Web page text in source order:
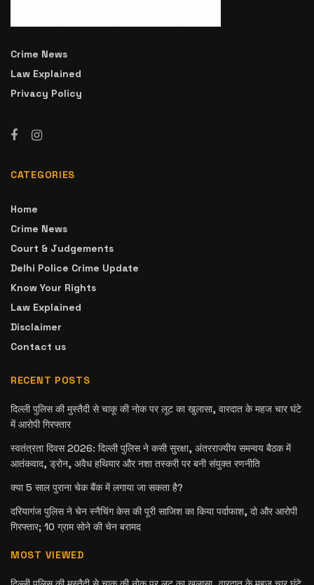
Crime News
Law Explained
Privacy Policy
CATEGORIES
Home
Crime News
Court & Judgements
Delhi Police Crime Update
Know Your Rights
Law Explained
Disclaimer
Contact us
RECENT POSTS
दिल्ली पुलिस की मुस्तैदी से चाकू की नोक पर लूट का खुलासा, वारदात के महज चार घंटे
में आरोपी गिरफ्तार
स्वतंत्रता दिवस 2026: दिल्ली पुलिस ने कसी सुरक्षा, अंतरराज्यीय समन्वय बैठक में
आतंकवाद, ड्रोन, अवैध हथियार और नशा तस्करी पर बनी संयुक्त रणनीति
क्या 5 साल पुराना चेक बैंक में लगाया जा सकता है?
दरियागंज पुलिस ने चेन स्नैचिंग केस की पूरी साजिश का किया पर्दाफाश, दो और आरोपी
गिरफ्तार; 10 ग्राम सोने की चेन बरामद
MOST VIEWED